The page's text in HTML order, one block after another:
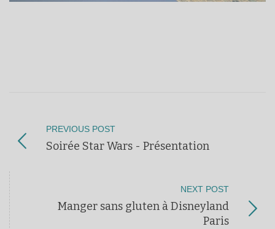
PREVIOUS POST
Soirée Star Wars - Présentation
NEXT POST
Manger sans gluten à Disneyland
Paris